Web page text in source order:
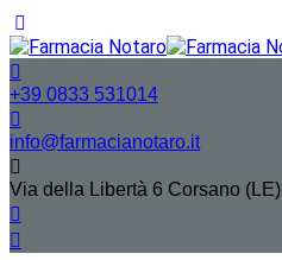
+39 0833 531014
info@farmacianotaro.it
Via della Libertà 6 Corsano (LE)